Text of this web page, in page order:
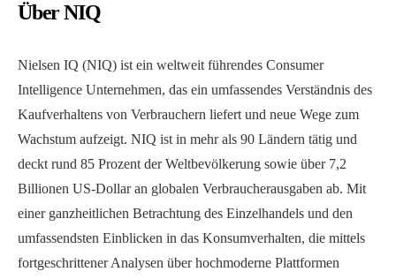
Über NIQ
Nielsen IQ (NIQ) ist ein weltweit führendes Consumer
Intelligence Unternehmen, das ein umfassendes Verständnis des
Kaufverhaltens von Verbrauchern liefert und neue Wege zum
Wachstum aufzeigt. NIQ ist in mehr als 90 Ländern tätig und
deckt rund 85 Prozent der Weltbevölkerung sowie über 7,2
Billionen US-Dollar an globalen Verbraucherausgaben ab. Mit
einer ganzheitlichen Betrachtung des Einzelhandels und den
umfassendsten Einblicken in das Konsumverhalten, die mittels
fortgeschrittener Analysen über hochmoderne Plattformen